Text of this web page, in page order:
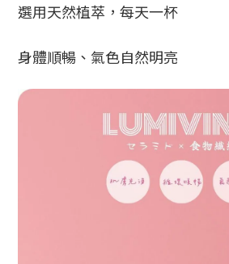
選用天然植萃，每天一杯
身體順暢、氣色自然明亮